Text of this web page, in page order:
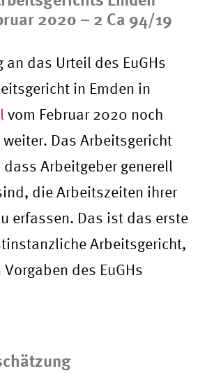
2020 – 2 Ca 94/19
an das Urteil des EuGHs
in Emden in
vom Februar 2020 noch
Das Arbeitsgericht
Arbeitgeber generell
die Arbeitszeiten ihrer
erfassen. Das ist das erste
Arbeitsgericht,
des EuGHs